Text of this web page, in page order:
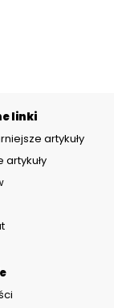
linki
artykuły
artykuły